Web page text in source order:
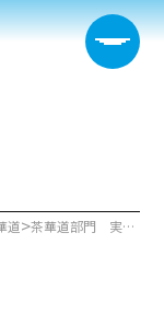
道> 茶華道部門 実施要領を公開しました